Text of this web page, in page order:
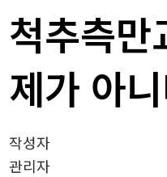
척추측
제가 아
작성자
관리자